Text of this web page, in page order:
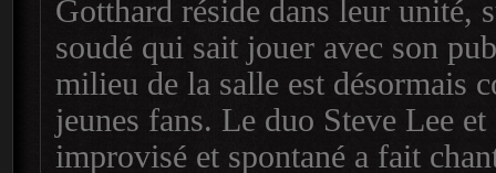
Gotthard réside dans leur unité,
soudé qui sait jouer avec son
milieu de la salle est désormais
jeunes fans. Le duo Steve Lee
improvisé et spontané a fait